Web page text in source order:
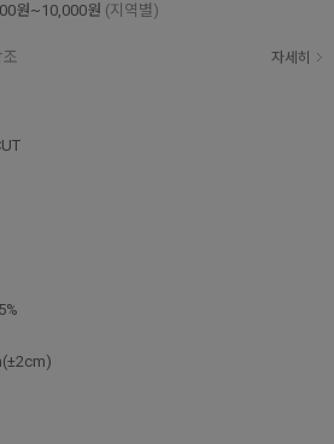
원~10,000원 (지역별)
자세히